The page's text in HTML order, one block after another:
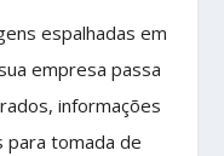
espalhadas em
empresa passa
informações
para tomada de